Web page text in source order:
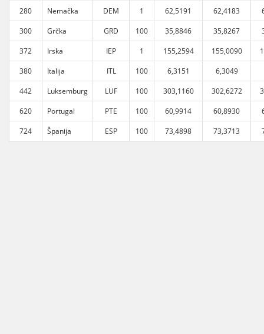
280
Nemačka DEM 1 62,5191 62,4183
300
Grčka GRD 100 35,8846 35,8267
372
Irska IEP 1 155,2594 155,0090
380
Italija ITL 100 6,3151 6,3049
442
Luksemburg LUF 100 303,1160 302,6272
620
Portugal PTE 100 60,9914 60,8930
724
Španija ESP 100 73,4898 73,3713